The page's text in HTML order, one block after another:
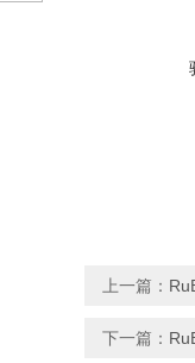
上一篇：
下一篇：